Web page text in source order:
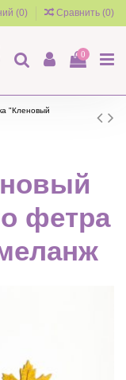
(0) Сравнить (0)
0
"Кленовый
фетра